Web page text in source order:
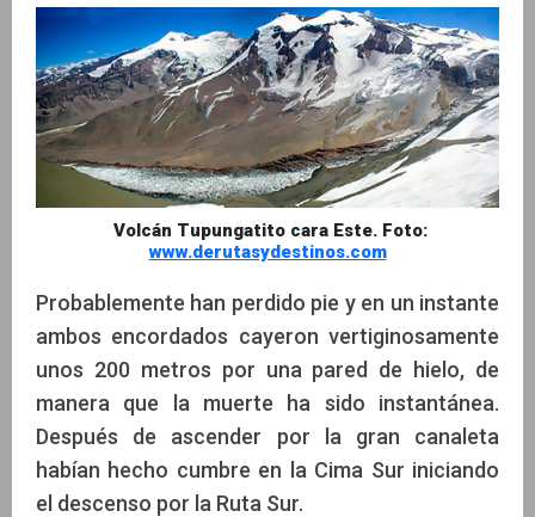
Volcán Tupungatito cara Este. Foto:
www.derutasydestinos.com
Probablemente han perdido pie y en un instante
ambos encordados cayeron vertiginosamente
unos 200 metros por una pared de hielo, de
manera que la muerte ha sido instantánea.
Después de ascender por la gran canaleta
habían hecho cumbre en la Cima Sur iniciando
el descenso por la Ruta Sur.